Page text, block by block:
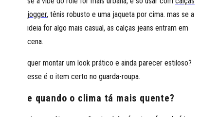
jogger, tênis robusto e uma jaqueta por cima. mas se a
ideia for algo mais casual, as calças jeans entram em
cena.
quer montar um look prático e ainda parecer estiloso?
esse é o item certo no guarda-roupa.
e quando o clima tá mais quente?